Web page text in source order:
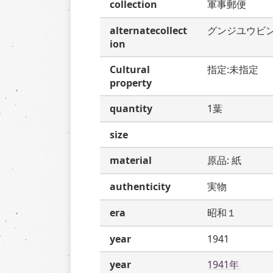
collection
軍事郵便
alternatecollect
ion
グンジユウビ
Cultural
property
指定:未指定
quantity
1葉
size
material
原品: 紙
authenticity
実物
era
昭和１
year
1941
year
1941年